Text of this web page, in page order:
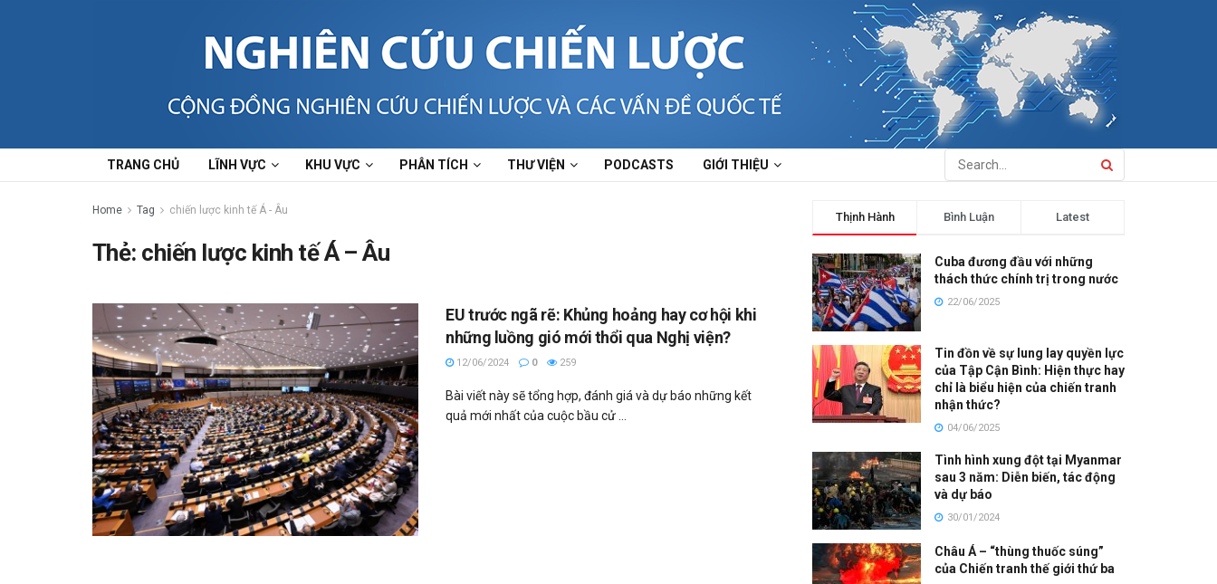
TRANG CHỦ LĨNH VỰC KHU VỰC PHÂN TÍCH THƯ VIỆN PODCASTS GIỚI THIỆU
Home Tag chiến lược kinh tế Á - Âu
Thẻ: chiến lược kinh tế Á – Âu
EU trước ngã rẽ: Khủng hoảng hay cơ hội khi
những luồng gió mới thổi qua Nghị viện?
12/06/2024 0 259
Bài viết này sẽ tổng hợp, đánh giá và dự báo những kết
quả mới nhất của cuộc bầu cử ...
Thịnh Hành Bình Luận Latest
Cuba đương đầu với những
thách thức chính trị trong nước
22/06/2025
Tin đồn về sự lung lay quyền lực
của Tập Cận Bình: Hiện thực hay
chỉ là biểu hiện của chiến tranh
nhận thức?
04/06/2025
Tình hình xung đột tại Myanmar
sau 3 năm: Diễn biến, tác động
và dự báo
30/01/2024
Châu Á – “thùng thuốc súng”
của Chiến tranh thế giới thứ ba